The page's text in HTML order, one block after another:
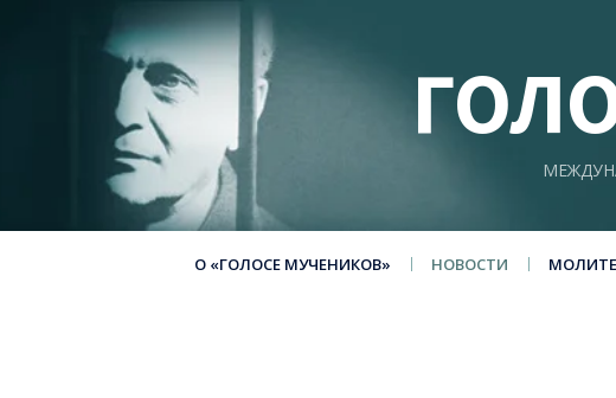
О «ГОЛОСЕ МУЧЕНИКОВ» НОВОСТИ